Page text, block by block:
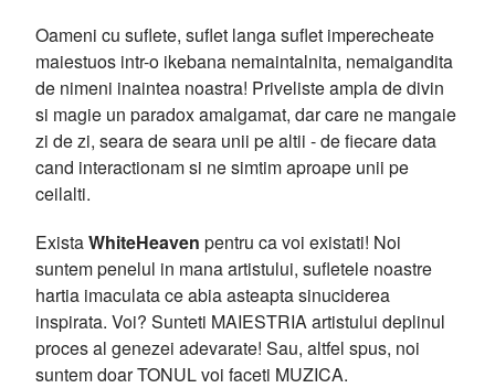
Oameni cu suflete, suflet langa suflet imperecheate
maiestuos intr-o ikebana nemaintalnita, nemaigandita
de nimeni inaintea noastra! Priveliste ampla de divin
si magie un paradox amalgamat, dar care ne mangaie
zi de zi, seara de seara unii pe altii - de fiecare data
cand interactionam si ne simtim aproape unii pe
ceilalti.
ExistaWhiteHeaven pentru ca voi existati! Noi
suntem penelul in mana artistului, sufletele noastre
hartia imaculata ce abia asteapta sinuciderea
inspirata. Voi? Sunteti MAIESTRIA artistului deplinul
proces al genezei adevarate! Sau, altfel spus, noi
suntem doar TONUL voi faceti MUZICA.